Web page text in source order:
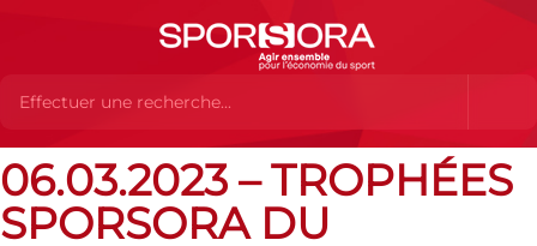
Albums Flickr
06.03.2023 – Trophées SPORSORA du
Marketing Sportif
06.03.2023 – TROPHÉES
SPORSORA DU